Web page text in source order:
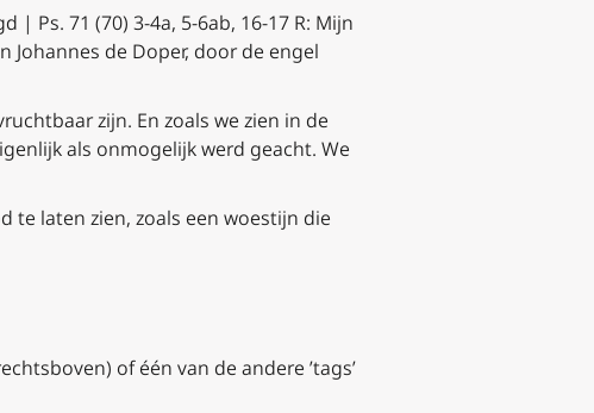
| Ps. 71 (70) 3-4a, 5-6ab, 16-17 R: Mijn
Johannes de Doper, door de engel
zijn. En zoals we zien in de
als onmogelijk werd geacht. We
te laten zien, zoals een woestijn die
of één van de andere ’tags’